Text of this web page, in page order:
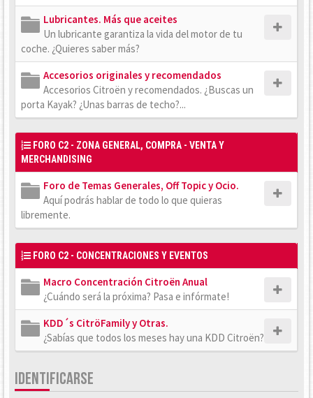
Lubricantes. Más que aceites
Un lubricante garantiza la vida del motor de tu
coche. ¿Quieres saber más?
Accesorios originales y recomendados
Accesorios Citroën y recomendados. ¿Buscas un
porta Kayak? ¿Unas barras de techo?...
FORO C2 - ZONA GENERAL, COMPRA - VENTA Y
MERCHANDISING
Foro de Temas Generales, Off Topic y Ocio.
Aquí podrás hablar de todo lo que quieras
libremente.
FORO C2 - CONCENTRACIONES Y EVENTOS
Macro Concentración Citroën Anual
¿Cuándo será la próxima? Pasa e infórmate!
KDD´s CitröFamily y Otras.
¿Sabías que todos los meses hay una KDD Citroën?
IDENTIFICARSE